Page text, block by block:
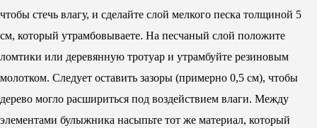
чтобы стечь влагу, и сделайте слой мелкого песка толщиной 5
см, который утрамбовываете. На песчаный слой положите
ломтики или деревянную тротуар и утрамбуйте резиновым
молотком. Следует оставить зазоры (примерно 0,5 см), чтобы
дерево могло расшириться под воздействием влаги. Между
элементами булыжника насыпьте тот же материал, который